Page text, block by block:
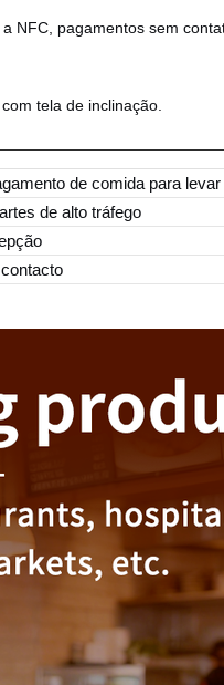
NFC, pagamentos sem
tela de inclinação.
de comida para levar
de alto tráfego